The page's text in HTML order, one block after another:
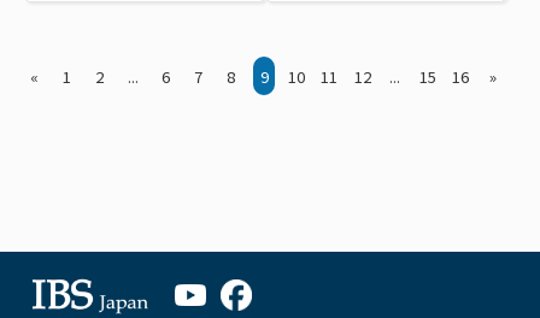
« 1 2 ... 6 7 8 9 10 11 12 ... 15 16 »